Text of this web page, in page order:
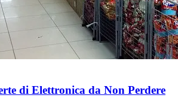
di Elettronica da Non Perdere